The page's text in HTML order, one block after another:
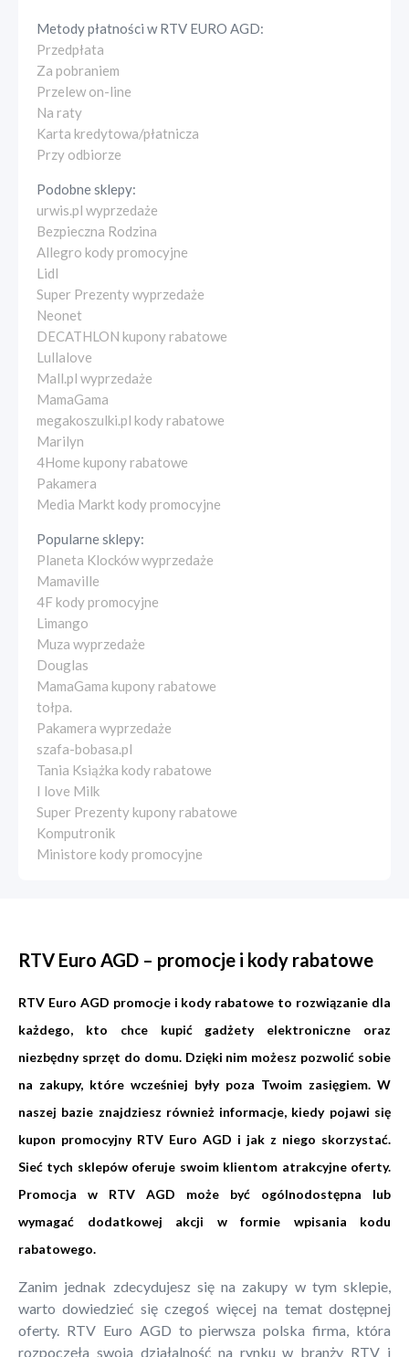
Metody płatności wRTV EURO AGD:
Przedpłata
Za pobraniem
Przelew on-line
Na raty
Karta kredytowa/płatnicza
Przy odbiorze
Podobne sklepy:
urwis.pl wyprzedaże
Bezpieczna Rodzina
Allegro kody promocyjne
Lidl
Super Prezenty wyprzedaże
Neonet
DECATHLON kupony rabatowe
Lullalove
Mall.pl wyprzedaże
MamaGama
megakoszulki.pl kody rabatowe
Marilyn
4Home kupony rabatowe
Pakamera
Media Markt kody promocyjne
Popularne sklepy:
Planeta Klocków wyprzedaże
Mamaville
4F kody promocyjne
Limango
Muza wyprzedaże
Douglas
MamaGama kupony rabatowe
tołpa.
Pakamera wyprzedaże
szafa-bobasa.pl
Tania Książka kody rabatowe
I love Milk
Super Prezenty kupony rabatowe
Komputronik
Ministore kody promocyjne
RTV Euro AGD – promocje i kody rabatowe
RTV Euro AGD promocje i kody rabatowe to rozwiązanie dla
każdego, kto chce kupić gadżety elektroniczne oraz
niezbędny sprzęt do domu. Dzięki nim możesz pozwolić sobie
na zakupy, które wcześniej były poza Twoim zasięgiem. W
naszej bazie znajdziesz również informacje, kiedy pojawi się
kupon promocyjny RTV Euro AGD i jak z niego skorzystać.
Sieć tych sklepów oferuje swoim klientom atrakcyjne oferty.
Promocja w RTV AGD może być ogólnodostępna lub
wymagać dodatkowej akcji w formie wpisania kodu
rabatowego.
Zanim jednak zdecydujesz się na zakupy w tym sklepie,
warto dowiedzieć się czegoś więcej na temat dostępnej
oferty. RTV Euro AGD to pierwsza polska firma, która
rozpoczęła swoją działalność na rynku w branży RTV i